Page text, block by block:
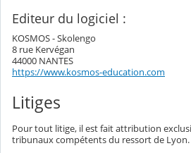
Editeur du logiciel :
KOSMOS - Skolengo
8 rue Kervégan
44000 NANTES
https://www.kosmos-education.com
Litiges
Pour tout litige, il est fait attribution
tribunaux compétents du ressort de Lyon.